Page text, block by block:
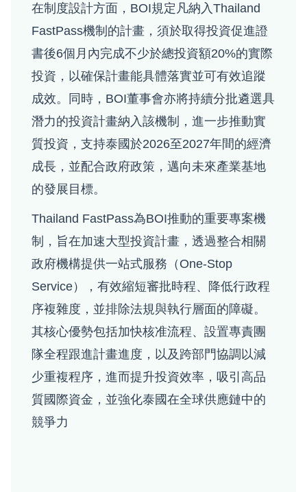
在制度設計方面，BOI規定凡納入Thailand
FastPass機制的計畫，須於取得投資促進證
書後6個月內完成不少於總投資額20%的實際
投資，以確保計畫能具體落實並可有效追蹤
成效。同時，BOI董事會亦將持續分批遴選具
潛力的投資計畫納入該機制，進一步推動實
質投資，支持泰國於2026至2027年間的經濟
成長，並配合政府政策，邁向未來產業基地
的發展目標。
Thailand FastPass為BOI推動的重要專案機
制，旨在加速大型投資計畫，透過整合相關
政府機構提供一站式服務（One-Stop
Service），有效縮短審批時程、降低行政程
序複雜度，並排除法規與執行層面的障礙。
其核心優勢包括加快核准流程、設置專責團
隊全程跟進計畫進度，以及跨部門協調以減
少重複程序，進而提升投資效率，吸引高品
質國際資金，並強化泰國在全球供應鏈中的
競爭力